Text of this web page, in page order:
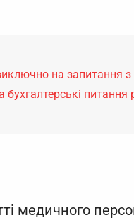
на запитання
бухгалтерські
медичного